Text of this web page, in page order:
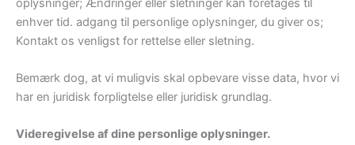
oplysninger; Ændringer eller sletninger kan foretages til
enhver tid. adgang til personlige oplysninger, du giver os;
Kontakt os venligst for rettelse eller sletning.
Bemærk dog, at vi muligvis skal opbevare visse data, hvor vi
har en juridisk forpligtelse eller juridisk grundlag.
Videregivelse af dine personlige oplysninger.